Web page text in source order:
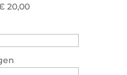
20,00